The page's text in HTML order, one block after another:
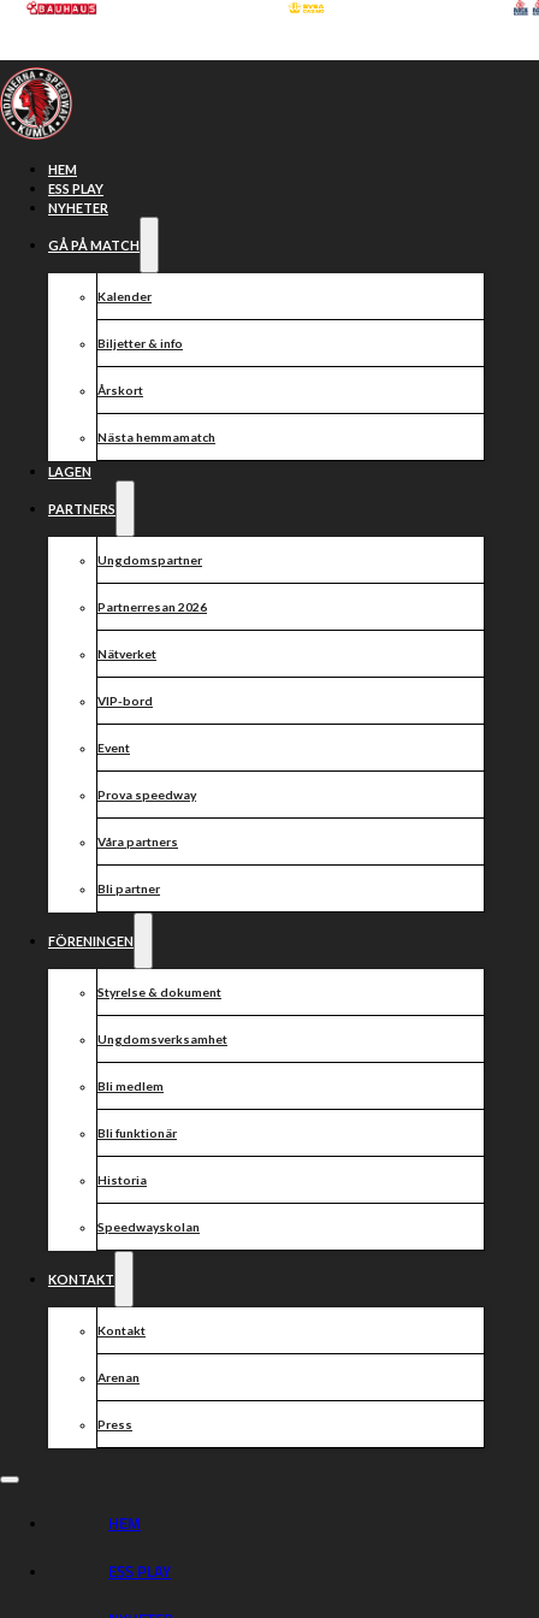
Hoppa till huvudinnehåll
HEM
ESS PLAY
NYHETER
GÅ PÅ MATCH
Kalender
Biljetter & info
Årskort
Nästa hemmamatch
LAGEN
PARTNERS
Ungdomspartner
Partnerresan 2026
Nätverket
VIP-bord
Event
Prova speedway
Våra partners
Bli partner
FÖRENINGEN
Styrelse & dokument
Ungdomsverksamhet
Bli medlem
Bli funktionär
Historia
Speedwayskolan
KONTAKT
Kontakt
Arenan
Press
HEM
ESS PLAY
Laguppställningar
Indianerna –
Västervik